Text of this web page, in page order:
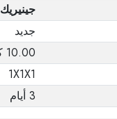
جينيريك
جديد
10.00 كجم
1X1X1
3 أيام